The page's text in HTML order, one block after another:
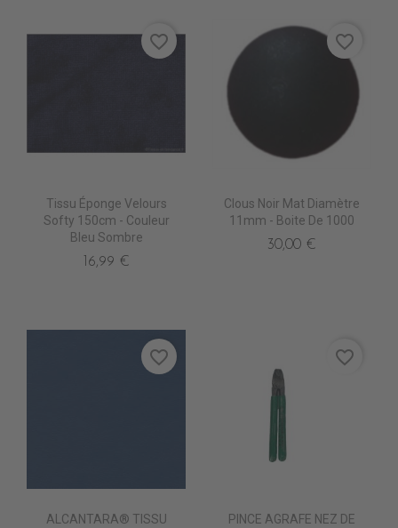
Tissu Éponge Velours
Softy 150cm - Couleur
Bleu Sombre
16,99 €
favorite_border
Clous Noir Mat Diamètre
11mm - Boite De 1000
30,00 €
favorite_border
ALCANTARA® TISSU
favorite_border
PINCE AGRAFE NEZ DE
favorite_border